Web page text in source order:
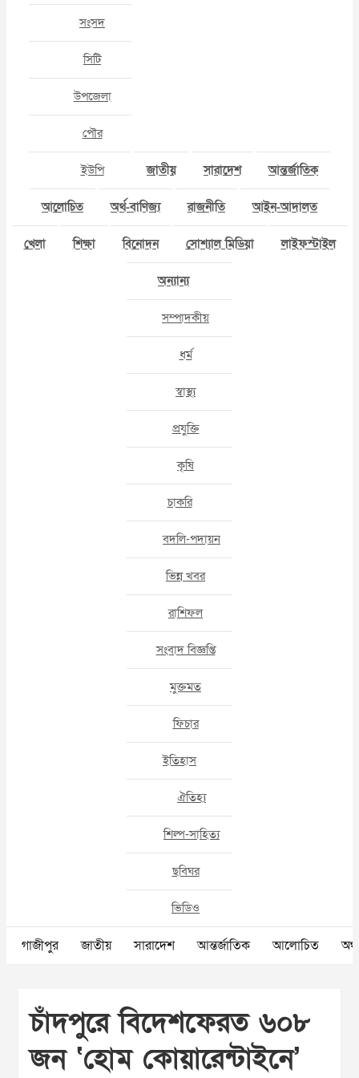
সংসদ
সিটি
উপজেলা
পৌর
ইউপি জাতীয় সারাদেশ আন্তর্জাতিক
আলোচিত অর্থ-বাণিজ্য রাজনীতি আইন-আদালত
খেলা শিক্ষা বিনোদন সোশ্যাল মিডিয়া লাইফস্টাইল
অন্যান্য
সম্পাদকীয়
ধর্ম
স্বাস্থ্য
প্রযুক্তি
কৃষি
চাকরি
বদলি-পদায়ন
ভিন্ন খবর
রাশিফল
সংবাদ বিজ্ঞপ্তি
মুক্তমত
ফিচার
ইতিহাস
ঐতিহ্য
শিল্প-সাহিত্য
ছবিঘর
ভিডিও
গাজীপুর জাতীয় সারাদেশ আন্তর্জাতিক আলোচিত
চাঁদপুরে বিদেশফেরত ৬০৮
জন ‘হোম কোয়ারেন্টাইনে’